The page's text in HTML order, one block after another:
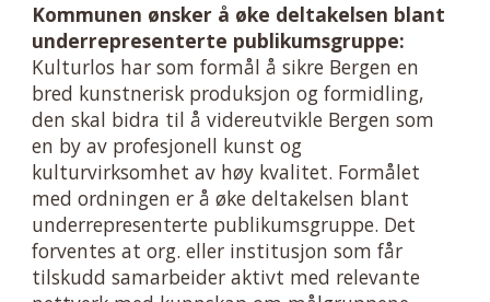
Kommunen ønsker å øke deltakelsen blant
underrepresenterte publikumsgruppe:
Kulturlos har som formål å sikre Bergen en
bred kunstnerisk produksjon og formidling,
den skal bidra til å videreutvikle Bergen som
en by av profesjonell kunst og
kulturvirksomhet av høy kvalitet. Formålet
med ordningen er å øke deltakelsen blant
underrepresenterte publikumsgruppe. Det
forventes at org. eller institusjon som får
tilskudd samarbeider aktivt med relevante